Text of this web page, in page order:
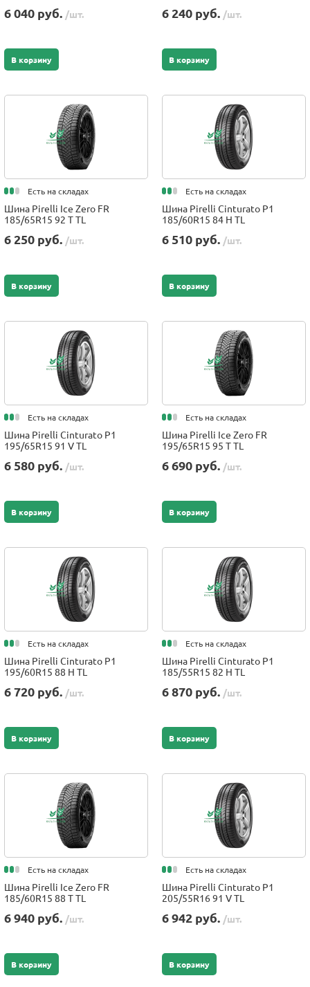
6 040 руб. /шт.
В корзину
6 240 руб. /шт.
В корзину
Есть на складах
Шина Pirelli Ice Zero FR
185/65R15 92 T TL
6 250 руб. /шт.
В корзину
Есть на складах
Шина Pirelli Cinturato P1
185/60R15 84 H TL
6 510 руб. /шт.
В корзину
Есть на складах
Шина Pirelli Cinturato P1
195/65R15 91 V TL
6 580 руб. /шт.
В корзину
Есть на складах
Шина Pirelli Ice Zero FR
195/65R15 95 T TL
6 690 руб. /шт.
В корзину
Есть на складах
Шина Pirelli Cinturato P1
195/60R15 88 H TL
6 720 руб. /шт.
В корзину
Есть на складах
Шина Pirelli Cinturato P1
185/55R15 82 H TL
6 870 руб. /шт.
В корзину
Есть на складах
Шина Pirelli Ice Zero FR
185/60R15 88 T TL
6 940 руб. /шт.
В корзину
Есть на складах
Шина Pirelli Cinturato P1
205/55R16 91 V TL
6 942 руб. /шт.
В корзину